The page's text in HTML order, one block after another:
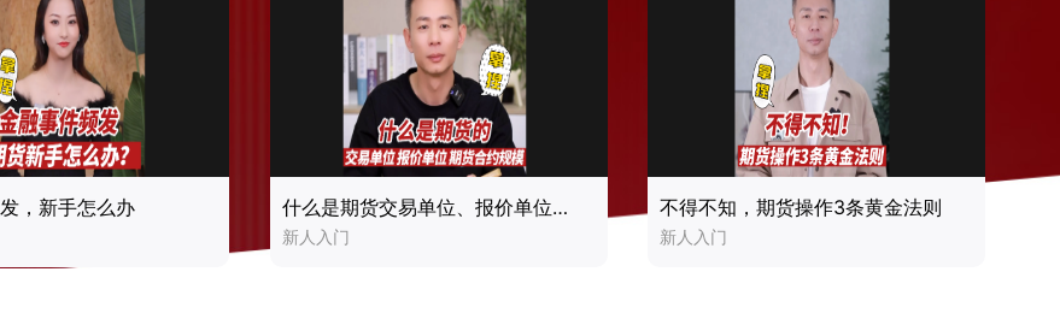
，新手怎么办 什么是期货交易单位、报价单位、合约规模
新人入门
不得不知，期货操作3条黄金法则
新人入门